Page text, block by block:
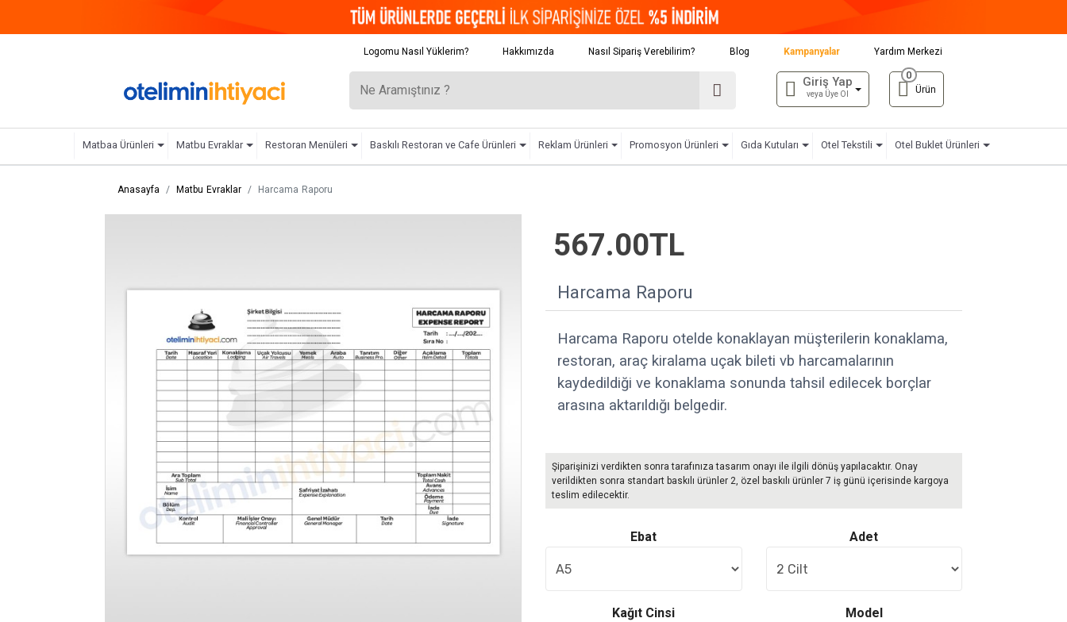
Logomu Nasıl Yüklerim? Hakkımızda Nasıl Sipariş Verebilirim? Blog Kampanyalar Yardım Merkezi
0
Ürün
Giriş Yap
veya Üye Ol
Matbaa Ürünleri Matbu Evraklar Restoran Menüleri Baskılı Restoran ve Cafe Ürünleri Reklam Ürünleri Promosyon Ürünleri Gıda Kutuları Otel Tekstili Otel Buklet Ürünleri
Anasayfa Matbu Evraklar Harcama Raporu
Harcama Raporu
Harcama Raporu otelde konaklayan müşterilerin konaklama,
restoran, araç kiralama uçak bileti vb harcamalarının
kaydedildiği ve konaklama sonunda tahsil edilecek borçlar
arasına aktarıldığı belgedir.
Şiparişinizi verdikten sonra tarafınıza tasarım onayı ile ilgili dönüş yapılacaktır. Onay
verildikten sonra standart baskılı ürünler 2, özel baskılı ürünler 7 iş günü içerisinde kargoya
teslim edilecektir.
567.00TL
Ebat
Kağıt Cinsi
Adet
Model